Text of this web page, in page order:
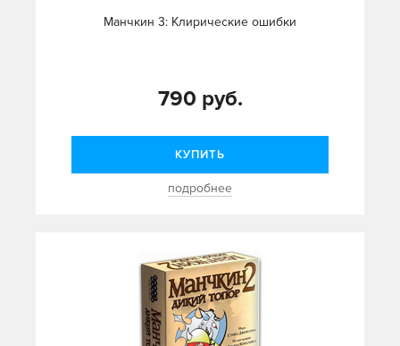
Манчкин 3: Клирические ошибки
790 руб.
КУПИТЬ
подробнее